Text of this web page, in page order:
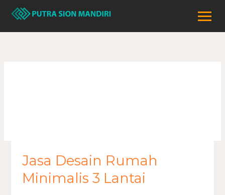
Lewati
konten
Jasa Desain Rumah
Minimalis 3 Lantai
Jasa
Desain
Rumah